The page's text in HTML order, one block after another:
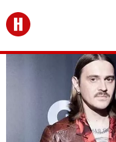
Перейти на главную